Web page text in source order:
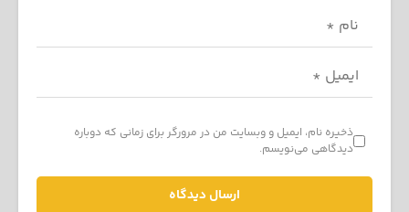
ذخیره نام، ایمیل و وبسایت من در مرورگر برای زمانی که دوباره
دیدگاهی می‌نویسم.